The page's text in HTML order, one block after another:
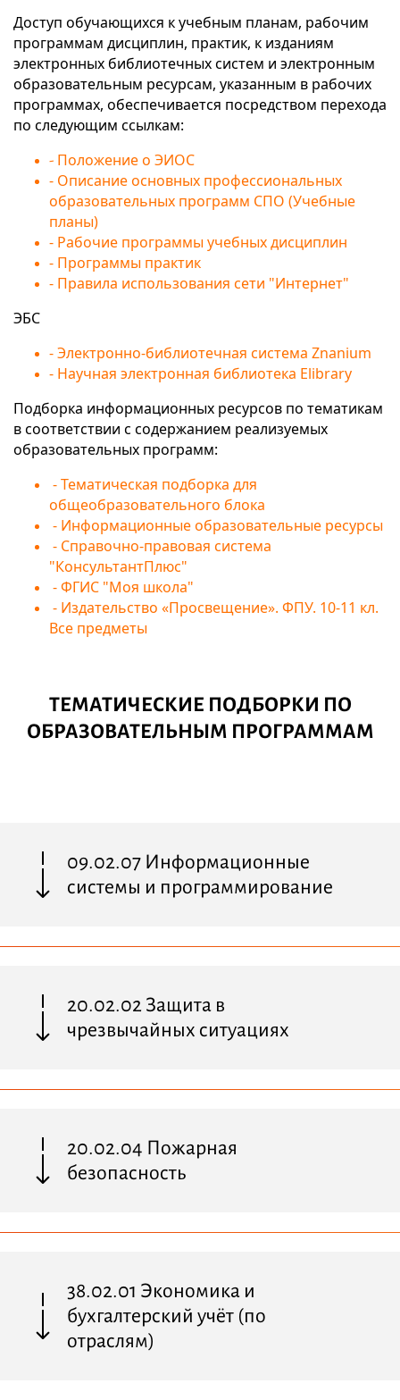
Доступ обучающихся к учебным планам, рабочим
программам дисциплин, практик, к изданиям
электронных библиотечных систем и электронным
образовательным ресурсам, указанным в рабочих
программах, обеспечивается посредством перехода
по следующим ссылкам:
- Положение о ЭИОС
- Описание основных профессиональных
образовательных программ СПО (Учебные
планы)
- Рабочие программы учебных дисциплин
- Программы практик
- Правила использования сети "Интернет"
ЭБС
- Электронно-библиотечная система Znanium
- Научная электронная библиотека Elibrary
Подборка информационных ресурсов по тематикам
в соответствии с содержанием реализуемых
образовательных программ:
- Тематическая подборка для
общеобразовательного блока
- Информационные образовательные ресурсы
- Справочно-правовая система
"КонсультантПлюс"
- ФГИС "Моя школа"
- Издательство «Просвещение». ФПУ. 10-11 кл.
Все предметы
ТЕМАТИЧЕСКИЕ ПОДБОРКИ ПО
ОБРАЗОВАТЕЛЬНЫМ ПРОГРАММАМ
09.02.07 Информационные
системы и программирование
20.02.02 Защита в
чрезвычайных ситуациях
20.02.04 Пожарная
безопасность
38.02.01 Экономика и
бухгалтерский учёт (по
отраслям)